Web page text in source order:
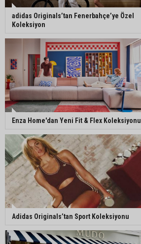
adidas Originals’tan Fenerbahçe’ye Özel
Koleksiyon
Enza Home'dan Yeni Fit & Flex Koleksiyonu
Adidas Originals’tan Sport Koleksiyonu